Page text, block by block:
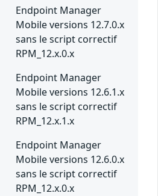
Endpoint Manager
Mobile versions 12.7.0.x
sans le script correctif
RPM_12.x.0.x
Endpoint Manager
Mobile versions 12.6.1.x
sans le script correctif
RPM_12.x.1.x
Endpoint Manager
Mobile versions 12.6.0.x
sans le script correctif
RPM_12.x.0.x